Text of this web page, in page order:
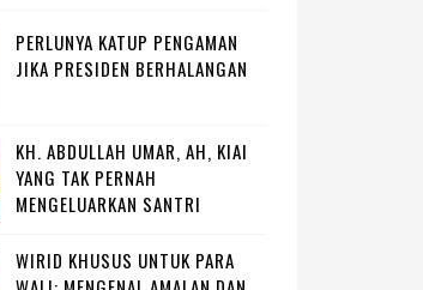
PERLUNYA KATUP PENGAMAN
JIKA PRESIDEN BERHALANGAN
KH. ABDULLAH UMAR, AH, KIAI
YANG TAK PERNAH
MENGELUARKAN SANTRI
WIRID KHUSUS UNTUK PARA